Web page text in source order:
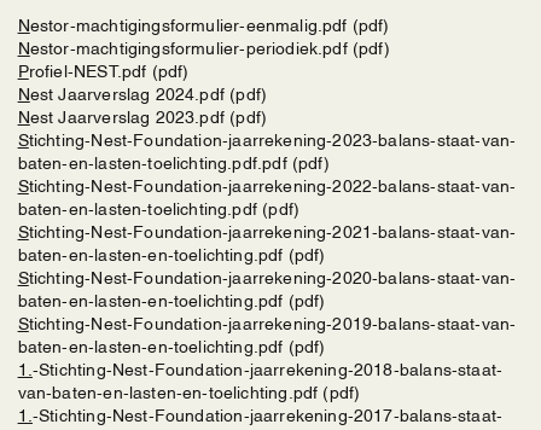
Nestor-machtigingsformulier-eenmalig.pdf (pdf)
Nestor-machtigingsformulier-periodiek.pdf (pdf)
Profiel-NEST.pdf (pdf)
Nest Jaarverslag 2024.pdf (pdf)
Nest Jaarverslag 2023.pdf (pdf)
Stichting-Nest-Foundation-jaarrekening-2023-balans-staat-van-
baten-en-lasten-toelichting.pdf.pdf (pdf)
Stichting-Nest-Foundation-jaarrekening-2022-balans-staat-van-
baten-en-lasten-toelichting.pdf (pdf)
Stichting-Nest-Foundation-jaarrekening-2021-balans-staat-van-
baten-en-lasten-en-toelichting.pdf (pdf)
Stichting-Nest-Foundation-jaarrekening-2020-balans-staat-van-
baten-en-lasten-en-toelichting.pdf (pdf)
Stichting-Nest-Foundation-jaarrekening-2019-balans-staat-van-
baten-en-lasten-en-toelichting.pdf (pdf)
1.-Stichting-Nest-Foundation-jaarrekening-2018-balans-staat-
van-baten-en-lasten-en-toelichting.pdf (pdf)
1.-Stichting-Nest-Foundation-jaarrekening-2017-balans-staat-